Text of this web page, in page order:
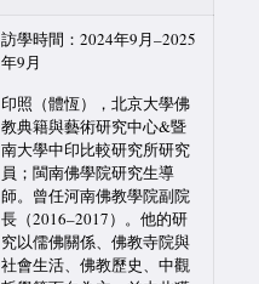
訪學時間：2024年9月–2025
年9月
印照（體恆），北京大學佛
教典籍與藝術研究中心&暨
南大學中印比較研究所研究
員；閩南佛學院研究生導
師。曾任河南佛教學院副院
長（2016–2017）。他的研
究以儒佛關係、佛教寺院與
社會生活、佛教歷史、中觀